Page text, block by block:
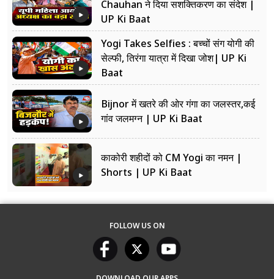
Chauhan ने दिया सशक्तिकरण का संदेश |
UP Ki Baat
Yogi Takes Selfies : बच्चों संग योगी की
सेल्फी, तिरंगा यात्रा में दिखा जोश| UP Ki
Baat
Bijnor में खतरे की ओर गंगा का जलस्तर,कई
गांव जलमग्न | UP Ki Baat
काकोरी शहीदों को CM Yogi का नमन |
Shorts | UP Ki Baat
FOLLOW US ON